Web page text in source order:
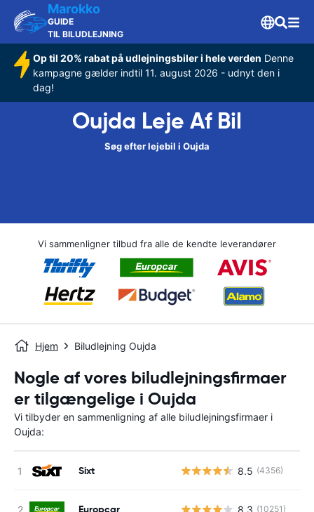
Marokko
GUIDE
TIL BILUDLEJNING
Op til 20% rabat på udlejningsbiler i hele verden Denne
kampagne gælder indtil 11. august 2026 - udnyt den i
dag!
Oujda Leje Af Bil
Søg efter lejebil i Oujda
Vi sammenligner tilbud fra alle de kendte leverandører
Hjem Biludlejning Oujda
Nogle af vores biludlejningsfirmaer
er tilgængelige i Oujda
Vi tilbyder en sammenligning af alle biludlejningsfirmaer i
Oujda:
Sixt 8.5 (4356)
Europcar 8.3 (10251)